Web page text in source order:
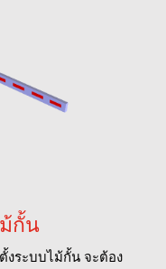
กั้น
ระบบไม้กั้น จะต้อง